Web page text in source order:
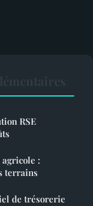
RSE
agricole :
terrains
de trésorerie